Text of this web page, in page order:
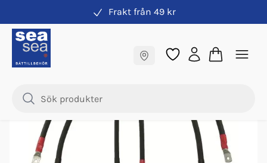
Frakt från 49 kr
Samma pris online & i butik